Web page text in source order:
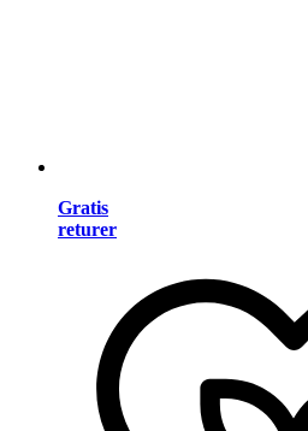
Gratis
returer